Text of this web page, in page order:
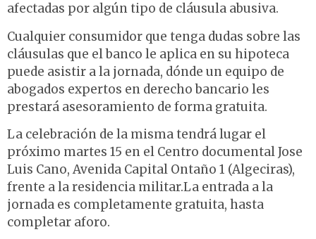
afectadas por algún tipo de cláusula abusiva.
Cualquier consumidor que tenga dudas sobre las
cláusulas que el banco le aplica en su hipoteca
puede asistir a la jornada, dónde un equipo de
abogados expertos en derecho bancario les
prestará asesoramiento de forma gratuita.
La celebración de la misma tendrá lugar el
próximo martes 15 en el Centro documental Jose
Luis Cano, Avenida Capital Ontaño 1 (Algeciras),
frente a la residencia militar.La entrada a la
jornada es completamente gratuita, hasta
completar aforo.